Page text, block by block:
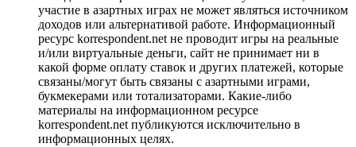
участие в азартных играх не может являться источником
доходов или альтернативой работе. Информационный
ресурс korrespondent.net не проводит игры на реальные
и/или виртуальные деньги, сайт не принимает ни в
какой форме оплату ставок и других платежей, которые
связаны/могут быть связаны с азартными играми,
букмекерами или тотализаторами. Какие-либо
материалы на информационном ресурсе
korrespondent.net публикуются исключительно в
информационных целях.